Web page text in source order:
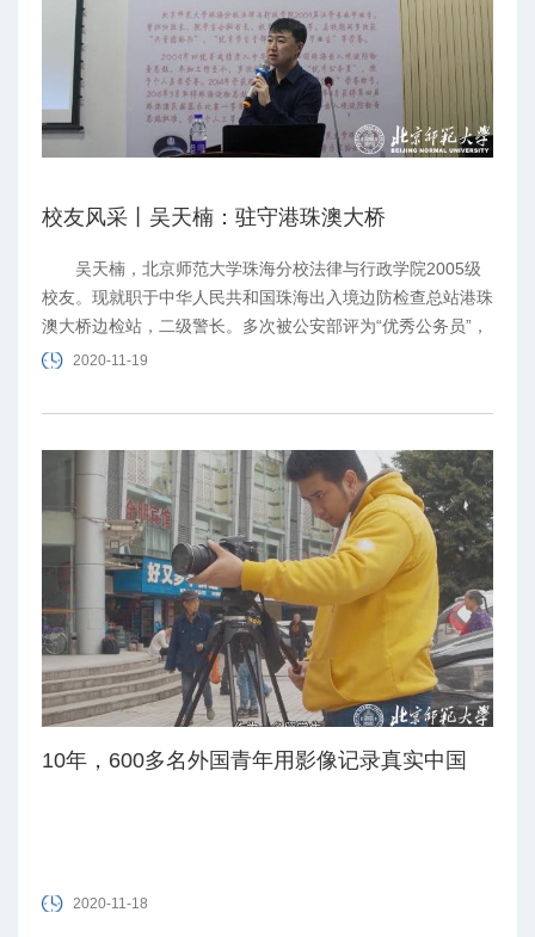
校友风采丨吴天楠：驻守港珠澳大桥
吴天楠，北京师范大学珠海分校法律与行政学院2005级
校友。现就职于中华人民共和国珠海出入境边防检查总站港珠
澳大桥边检站，二级警长。多次被公安部评为“优秀公务员”，
多次授予个人嘉奖荣誉。
2020-11-19
10年，600多名外国青年用影像记录真实中国
2020-11-18